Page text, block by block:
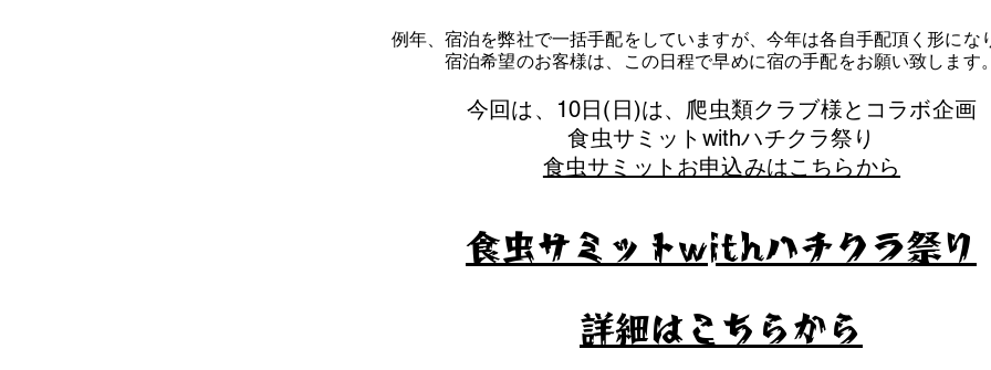
例年、宿泊を弊社で一括手配をしていますが、今年は各自手配頂く形にな
​宿泊希望のお客様は、この日程で早めに宿の手配をお願い致します。
​今回は、10日(日)は、爬虫類クラブ様とコラボ企画
​食虫サミットwithハチクラ祭り
食虫サミットお申込みはこちらから
食虫サミットwithハチクラ祭り
​詳細はこちらから